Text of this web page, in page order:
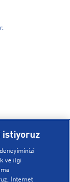
istiyoruz
ve ilgi
İnternet